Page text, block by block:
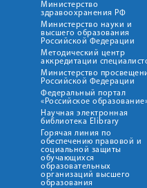
Министерство
здравоохранения РФ
Министерство науки и
высшего образования
Российской Федерации
Методический центр
аккредитации
Министерство
Российской Федерации
Федеральный портал
«Российское
Научная электронная
библиотека Elibrary
Горячая линия по
обеспечению правовой и
социальной защиты
обучающихся
образовательных
организаций высшего
образования